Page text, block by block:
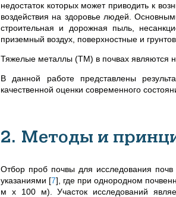
недостаток которых может приводить к
воздействия на здоровье людей.
строительная и дорожная пыль,
приземный воздух, поверхностные и
Тяжелые металлы (ТМ) в почвах являются
В данной работе представлены
качественной оценки современного
2. Методы и
Отбор проб почвы для исследования
указаниями [7] , где при однородном
м х 100 м). Участок
исследований